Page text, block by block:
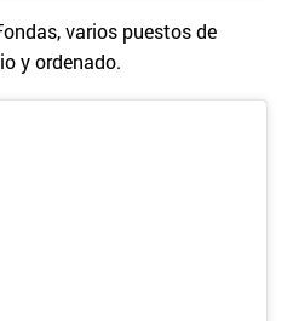
varios puestos de
y ordenado.